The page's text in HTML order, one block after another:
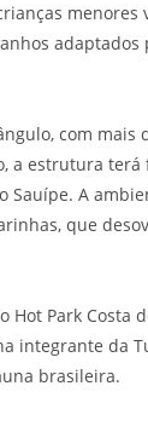
menores
adaptados
com
a estrutura
Sauípe. A
que
Hot Park Costa
integrante da
brasileira.